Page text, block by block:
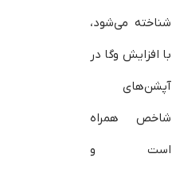
شناخته می‌شود،
با افزایش وگا در
آپشن‌های
شاخص همراه
است و